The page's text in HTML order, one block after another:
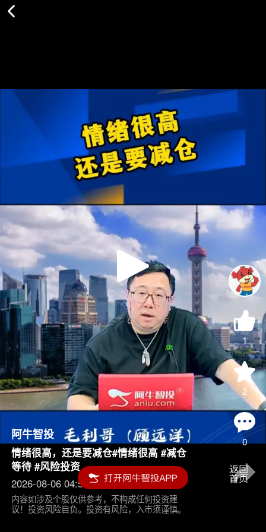
Play
Video
1
2
0
阿牛智投
情绪很高，还是要减仓#情绪很高 #减仓
等待 #风险投资
2026-08-06 04:55
内容如涉及个股仅供参考，不构成任何投资建
议！投资风险自负。投资有风险，入市须谨慎。